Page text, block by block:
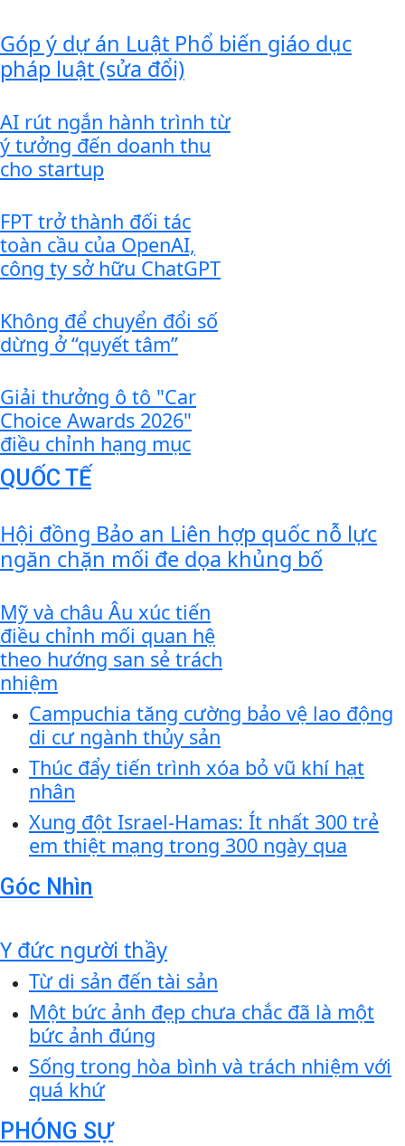
Góp ý dự án Luật Phổ biến giáo dục
pháp luật (sửa đổi)
AI rút ngắn hành trình từ
ý tưởng đến doanh thu
cho startup
FPT trở thành đối tác
toàn cầu của OpenAI,
công ty sở hữu ChatGPT
Không để chuyển đổi số
dừng ở “quyết tâm”
Giải thưởng ô tô "Car
Choice Awards 2026"
điều chỉnh hạng mục
QUỐC TẾ
Hội đồng Bảo an Liên hợp quốc nỗ lực
ngăn chặn mối đe dọa khủng bố
Mỹ và châu Âu xúc tiến
điều chỉnh mối quan hệ
theo hướng san sẻ trách
nhiệm
Campuchia tăng cường bảo vệ lao động
di cư ngành thủy sản
Thúc đẩy tiến trình xóa bỏ vũ khí hạt
nhân
Xung đột Israel-Hamas: Ít nhất 300 trẻ
em thiệt mạng trong 300 ngày qua
Góc Nhìn
Y đức người thầy
Từ di sản đến tài sản
Một bức ảnh đẹp chưa chắc đã là một
bức ảnh đúng
Sống trong hòa bình và trách nhiệm với
quá khứ
PHÓNG SỰ